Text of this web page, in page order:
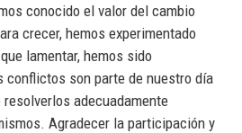
conocido el valor del cambio
crecer, hemos experimentado
lamentar, hemos sido
conflictos son parte de nuestro día
adecuadamente
Agradecer la participación y